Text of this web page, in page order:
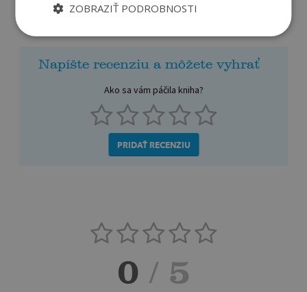
Recenzie čitateľov
Napíšte recenziu a môžete vyhrať
Ako sa vám páčila kniha?
PRIDAŤ RECENZIU
0 / 5
ZOBRAZIŤ PODROBNOSTI